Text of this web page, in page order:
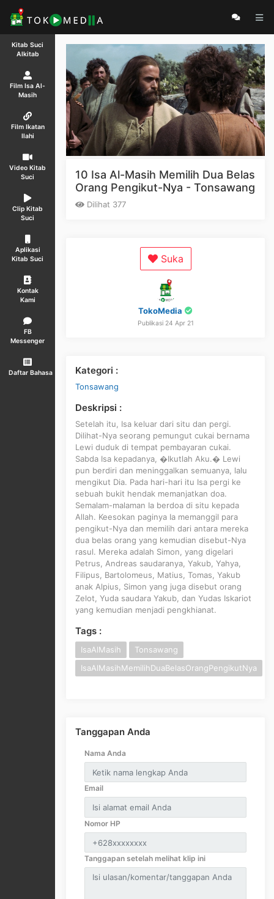
Kitab Suci
Alkitab
Film Isa Al-
Masih
Film Ikatan
Ilahi
Video Kitab
Suci
Clip Kitab
Suci
Aplikasi
Kitab Suci
Kontak
Kami
FB
Messenger
Daftar Bahasa
10 Isa Al-Masih Memilih Dua Belas
Orang Pengikut-Nya - Tonsawang
Dilihat 377
Suka
TokoMedia
Publikasi 24 Apr 21
Kategori :
Tonsawang
Deskripsi :
Setelah itu, Isa keluar dari situ dan pergi.
Dilihat-Nya seorang pemungut cukai bernama
Lewi duduk di tempat pembayaran cukai.
Sabda Isa kepadanya, �Ikutlah Aku.� Lewi
pun berdiri dan meninggalkan semuanya, lalu
mengikut Dia. Pada hari-hari itu Isa pergi ke
sebuah bukit hendak memanjatkan doa.
Semalam-malaman Ia berdoa di situ kepada
Allah. Keesokan paginya Ia memanggil para
pengikut-Nya dan memilih dari antara mereka
dua belas orang yang kemudian disebut-Nya
rasul. Mereka adalah Simon, yang digelari
Petrus, Andreas saudaranya, Yakub, Yahya,
Filipus, Bartolomeus, Matius, Tomas, Yakub
anak Alpius, Simon yang juga disebut orang
Zelot, Yuda saudara Yakub, dan Yudas Iskariot
yang kemudian menjadi pengkhianat.
Tags :
IsaAlMasih
Tonsawang
IsaAlMasihMemilihDuaBelasOrangPengikutNya
Tanggapan Anda
Nama Anda
Email
Nomor HP
Tanggapan setelah melihat klip ini